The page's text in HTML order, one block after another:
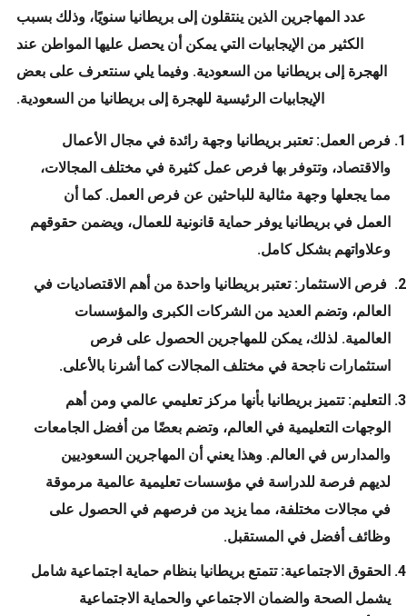
عدد المهاجرين الذين ينتقلون إلى بريطانيا سنويًا، وذلك بسبب
الكثير من الإيجابيات التي يمكن أن يحصل عليها المواطن عند
الهجرة إلى بريطانيا من السعودية. وفيما يلي سنتعرف على بعض
الإيجابيات الرئيسية للهجرة إلى بريطانيا من السعودية.
فرص العمل: تعتبر بريطانيا وجهة رائدة في مجال الأعمال
والاقتصاد، وتتوفر بها فرص عمل كثيرة في مختلف المجالات،
مما يجعلها وجهة مثالية للباحثين عن فرص العمل. كما أن
العمل في بريطانيا يوفر حماية قانونية للعمال، ويضمن حقوقهم
وعلاواتهم بشكل كامل.
فرص الاستثمار: تعتبر بريطانيا واحدة من أهم الاقتصاديات في
العالم، وتضم العديد من الشركات الكبرى والمؤسسات
العالمية. لذلك، يمكن للمهاجرين الحصول على فرص
استثمارات ناجحة في مختلف المجالات كما أشرنا بالأعلى.
التعليم: تتميز بريطانيا بأنها مركز تعليمي عالمي ومن أهم
الوجهات التعليمية في العالم، وتضم بعضًا من أفضل الجامعات
والمدارس في العالم. وهذا يعني أن المهاجرين السعوديين
لديهم فرصة للدراسة في مؤسسات تعليمية عالمية مرموقة
في مجالات مختلفة، مما يزيد من فرصهم في الحصول على
وظائف أفضل في المستقبل.
الحقوق الاجتماعية: تتمتع بريطانيا بنظام حماية اجتماعية شامل
يشمل الصحة والضمان الاجتماعي والحماية الاجتماعية